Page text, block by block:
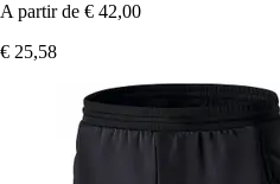
A partir de € 42,00
€ 25,58